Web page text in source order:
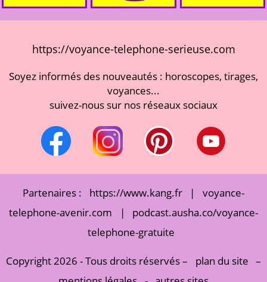
https://voyance-telephone-serieuse.com
Soyez informés des nouveautés : horoscopes, tirages,
voyances...
suivez-nous sur nos réseaux sociaux
Partenaires : https://www.kang.fr |
voyance-
telephone-avenir.com
|
podcast.ausha.co/voyance-
telephone-gratuite
Copyright 2026 - Tous droits réservés – plan du site –